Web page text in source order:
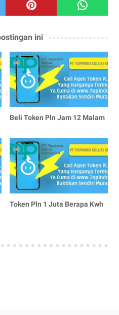
ini
Beli Token Pln Jam 12 Malam
Token Pln 1 Juta Berapa Kwh